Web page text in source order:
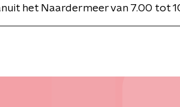
het Naardermeer van 7.00 tot